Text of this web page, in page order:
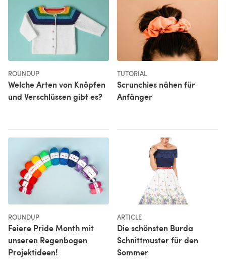
ROUNDUP
Welche Arten von Knöpfen
und Verschlüssen gibt es?
TUTORIAL
Scrunchies nähen für
Anfänger
ROUNDUP
Feiere Pride Month mit
unseren Regenbogen
Projektideen!
ARTICLE
Die schönsten Burda
Schnittmuster für den
Sommer